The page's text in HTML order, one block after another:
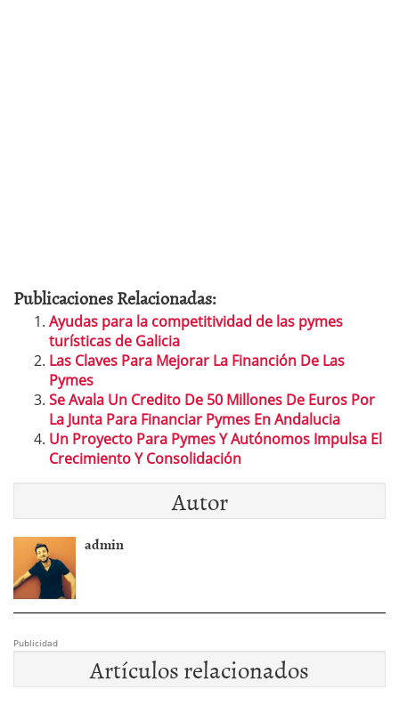
Publicaciones Relacionadas:
Ayudas para la competitividad de las pymes
turísticas de Galicia
Las Claves Para Mejorar La Financión De Las
Pymes
Se Avala Un Credito De 50 Millones De Euros Por
La Junta Para Financiar Pymes En Andalucia
Un Proyecto Para Pymes Y Autónomos Impulsa El
Crecimiento Y Consolidación
Autor
admin
Publicidad
Artículos relacionados